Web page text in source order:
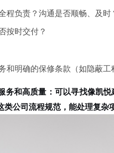
程负责？沟通是否顺畅、及时
按时交付？
和明确的保修条款（如隐蔽工
务和高质量 ： 可以寻找像凯悦
公司流程规范，能处理复杂